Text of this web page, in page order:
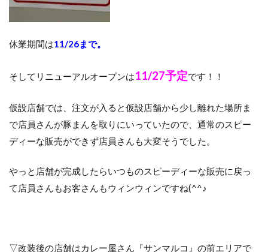
休業期間は11/26まで。
そしてリニューアルオープンは11/27予定です！！
仮設店舗では、注文が入ると仮設店舗から少し離れた場所ま
で店員さんが豚まんを取りにいっていたので、通常のスピー
ディーな販売ができず店員さんも大変そうでした。
やっと店舗が完成したらいつものスピーディーな販売に戻っ
て店員さんもお客さんもウィンウィンですね(^^♪
▽改装後の店舗はカレー屋さん『サンマルコ』の前エリアで